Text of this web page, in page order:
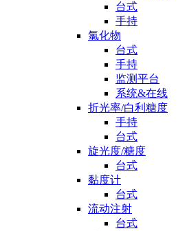
台式
手持
氯化物
台式
手持
监测平台
系统&在线
折光率/白利糖度
手持
台式
旋光度/糖度
台式
黏度计
台式
流动注射
台式